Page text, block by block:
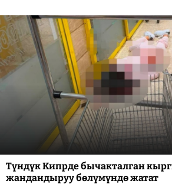
Түндүк Кипрде бычакталган
жандандыруу бөлүмүндө жатат